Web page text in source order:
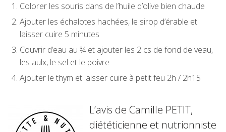
Colorer les souris dans de l’huile d’olive bien chaude
Ajouter les échalotes hachées, le sirop d’érable et
laisser cuire 5 minutes
Couvrir d’eau au ¾ et ajouter les 2 cs de fond de veau,
les aulx, le sel et le poivre
Ajouter le thym et laisser cuire à petit feu 2h / 2h15
L’avis de Camille PETIT,
diététicienne et nutrionniste